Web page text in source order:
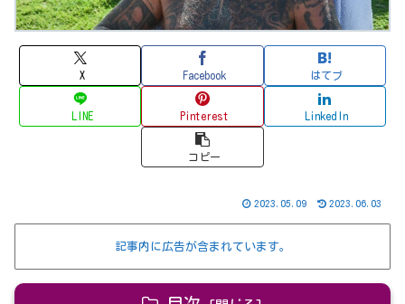
X Facebook はてブ
LINE Pinterest LinkedIn
コピー
2023.05.09 2023.06.03
記事内に広告が含まれています。